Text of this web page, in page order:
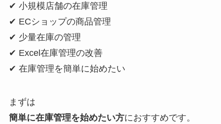
✔ 小規模店舗の在庫管理
✔ ECショップの商品管理
✔ 少量在庫の管理
✔ Excel在庫管理の改善
✔ 在庫管理を簡単に始めたい
まずは
簡単に在庫管理を始めたい方におすすめです。